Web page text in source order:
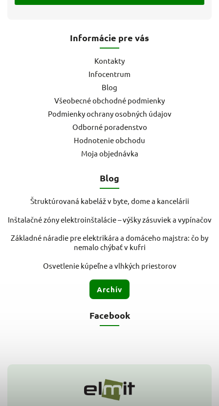
Informácie pre vás
Kontakty
Infocentrum
Blog
Všeobecné obchodné podmienky
Podmienky ochrany osobných údajov
Odborné poradenstvo
Hodnotenie obchodu
Moja objednávka
Blog
Štruktúrovaná kabeláž v byte, dome a kancelárii
Inštalačné zóny elektroinštalácie – výšky zásuviek a vypínačov
Základné náradie pre elektrikára a domáceho majstra: čo by
nemalo chýbať v kufri
Osvetlenie kúpeľne a vlhkých priestorov
Archív
Facebook